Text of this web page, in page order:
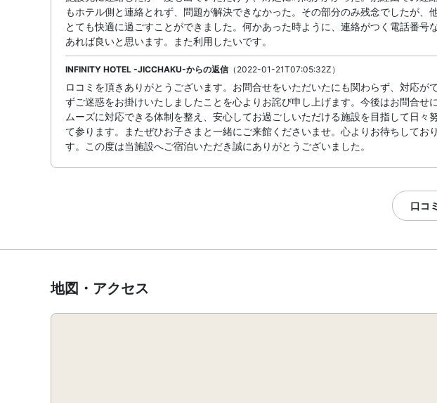
もホテル側と連絡とれず、問題が解決できなかった。その部分のみ残念でしたが、
とても快適に過ごすことができました。何かあった時ように、連絡がつく電話番号
あれば良いと思います。また利用したいです。
INFINITY HOTEL -JICCHAKU-からの返信（2022-01-21T07:05:32Z）
ロコミを頂きありがとうございます。お問合せをいただいたにも関わらず、対応が
ずご迷惑をお掛けいたしましたことを心よりお詫び申し上げます。今後はお問合せ
ムーズに対応できる体制を整え、安心してお過ごしいただける施設を目指して日々
て参ります。またぜひお子さまと一緒にご来館くださいませ。心よりお待ちしてお
す。この度は当施設へご宿泊いただき誠にありがとうございました。
口コ
地図・アクセス